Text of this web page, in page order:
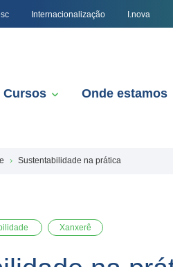
Internacionalização I.nova
Cursos Onde estamos
Sustentabilidade na prática
Xanxerê